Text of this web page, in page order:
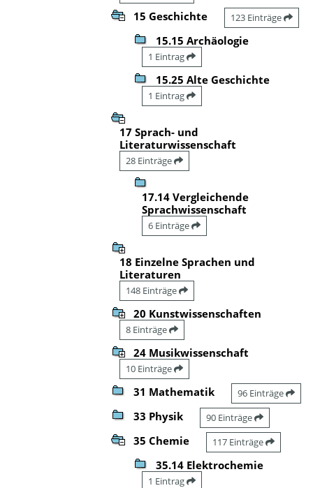
15 Geschichte 123 Einträge
15.15 Archäologie
1 Eintrag
15.25 Alte Geschichte
1 Eintrag
17 Sprach- und
Literaturwissenschaft
28 Einträge
17.14 Vergleichende
Sprachwissenschaft
6 Einträge
18 Einzelne Sprachen und
Literaturen
148 Einträge
20 Kunstwissenschaften
8 Einträge
24 Musikwissenschaft
10 Einträge
31 Mathematik 96 Einträge
33 Physik 90 Einträge
35 Chemie 117 Einträge
35.14 Elektrochemie
1 Eintrag